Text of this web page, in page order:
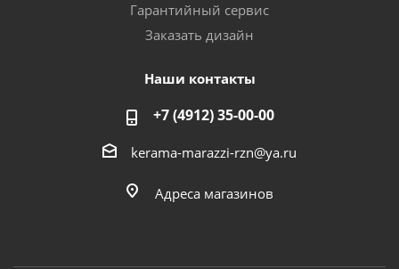
Гарантийный сервис
Заказать дизайн
Наши контакты
+7 (4912) 35-00-00
kerama-marazzi-rzn@ya.ru
Адреса магазинов